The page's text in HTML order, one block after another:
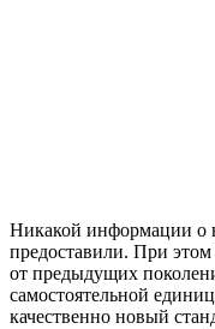
Никакой информации о
предоставили. При этом
от предыдущих
самостоятельной
качественно новый